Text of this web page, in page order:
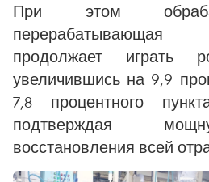
При этом
перерабатывающая
продолжает играть
увеличившись на 9,9
7,8 процентного
подтверждая
восстановления всей